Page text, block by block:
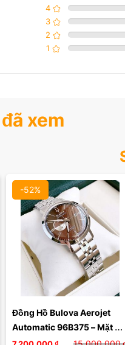
4
3
2
1
xem
-52%
Đồng Hồ Bulova Aerojet
Automatic 96B375 – Mặt Số
Chocolate Thanh Lịch,